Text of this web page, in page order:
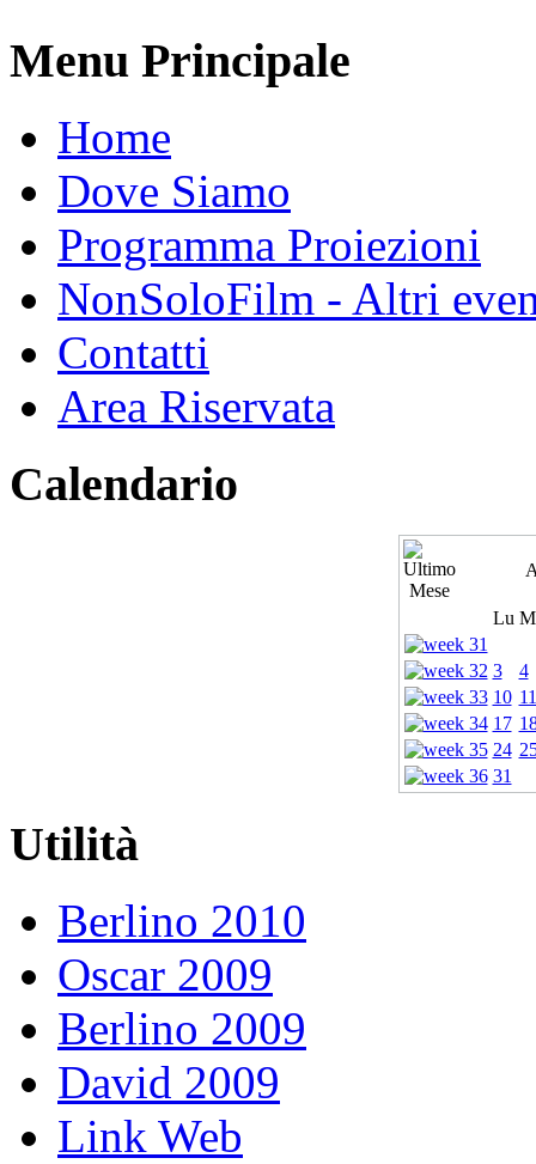
Menu Principale
Home
Dove Siamo
Programma Proiezioni
NonSoloFilm - Altri
Contatti
Area Riservata
Calendario
Lu
3
4
10 11
17
24
31
Utilità
Berlino 2010
Oscar 2009
Berlino 2009
David 2009
Link Web